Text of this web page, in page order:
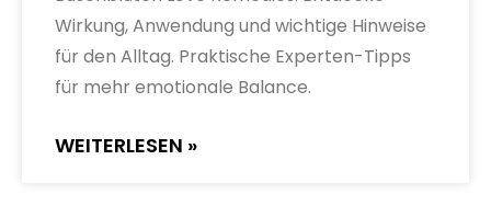
Wirkung, Anwendung und wichtige Hinweise
für den Alltag. Praktische Experten-Tipps
für mehr emotionale Balance.
WEITERLESEN »